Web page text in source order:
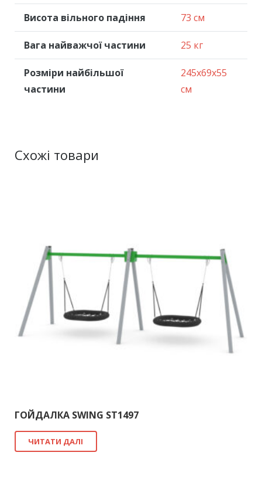
Висота вільного падіння 73 см
Вага найважчої частини 25 кг
Розміри найбільшої
частини
245x69x55
см
Схожі товари
ГОЙДАЛКА SWING ST1497
ЧИТАТИ ДАЛІ